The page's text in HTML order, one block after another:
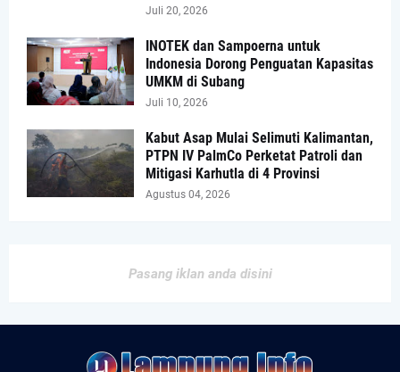
Juli 20, 2026
INOTEK dan Sampoerna untuk
Indonesia Dorong Penguatan Kapasitas
UMKM di Subang
Juli 10, 2026
Kabut Asap Mulai Selimuti Kalimantan,
PTPN IV PalmCo Perketat Patroli dan
Mitigasi Karhutla di 4 Provinsi
Agustus 04, 2026
Pasang iklan anda disini